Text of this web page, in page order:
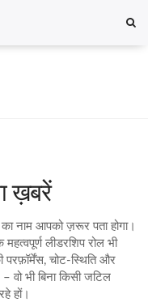
ख़बरें
नाम आपको ज़रूर पता होगा।
लीडरशिप रोल भी
चोट‑स्थिति और
वो भी बिना किसी जटिल
हों।